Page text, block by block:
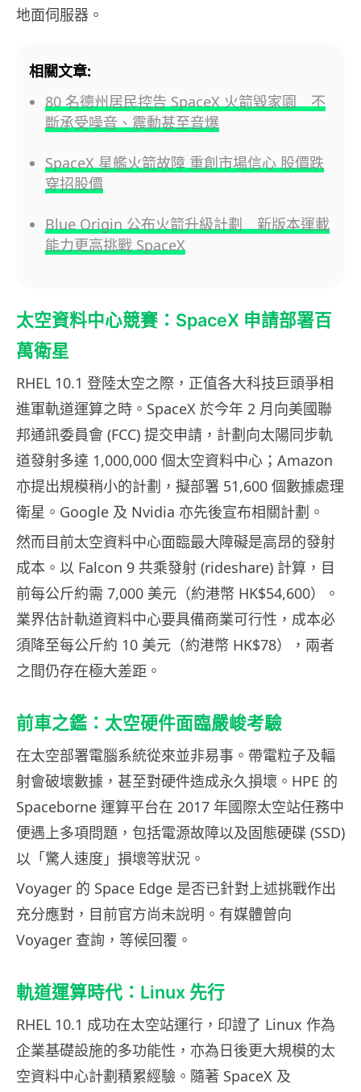
地面伺服器。
相關文章:
80 名德州居民控告 SpaceX 火箭毀家園 不
斷承受噪音、震動甚至音爆
SpaceX 星艦火箭故障 重創市場信心 股價跌
穿招股價
Blue Origin 公布火箭升級計劃 新版本運載
能力更高挑戰 SpaceX
太空資料中心競賽：SpaceX 申請部署百
萬衛星
RHEL 10.1 登陸太空之際，正值各大科技巨頭爭相
進軍軌道運算之時。SpaceX 於今年 2 月向美國聯
邦通訊委員會 (FCC) 提交申請，計劃向太陽同步軌
道發射多達 1,000,000 個太空資料中心；Amazon
亦提出規模稍小的計劃，擬部署 51,600 個數據處理
衛星。Google 及 Nvidia 亦先後宣布相關計劃。
然而目前太空資料中心面臨最大障礙是高昂的發射
成本。以 Falcon 9 共乘發射 (rideshare) 計算，目
前每公斤約需 7,000 美元（約港幣 HK$54,600）。
業界估計軌道資料中心要具備商業可行性，成本必
須降至每公斤約 10 美元（約港幣 HK$78），兩者
之間仍存在極大差距。
前車之鑑：太空硬件面臨嚴峻考驗
在太空部署電腦系統從來並非易事。帶電粒子及輻
射會破壞數據，甚至對硬件造成永久損壞。HPE 的
Spaceborne 運算平台在 2017 年國際太空站任務中
便遇上多項問題，包括電源故障以及固態硬碟 (SSD)
以「驚人速度」損壞等狀況。
Voyager 的 Space Edge 是否已針對上述挑戰作出
充分應對，目前官方尚未說明。有媒體曾向
Voyager 查詢，等候回覆。
軌道運算時代：Linux 先行
RHEL 10.1 成功在太空站運行，印證了 Linux 作為
企業基礎設施的多功能性，亦為日後更大規模的太
空資料中心計劃積累經驗。隨著 SpaceX 及